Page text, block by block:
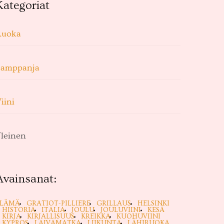
GRATIOT-PILLIERE GRILLAUS
HELSINKI
HISTORIA
ITALIA JOULU JOULUVIINI
KESÄ
KIRJA
KIRJALLISUUS KREIKKA
KUOHUVIINI